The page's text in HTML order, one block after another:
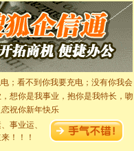
子才会想起你,而是这样的日子才
诉你,圣诞要快乐!新年要快乐!天天
的心,在这个特别的日子里,愿幸福,
好的祝愿与你同在.圣诞快乐!
；看不到你我要充电；没有你我会
想你是我事业，抱你是我特长，吻
祝你新年快乐
三个愿望，一是今生今世和你在一
在一起；三是三生三世和你不再分
快乐
事业运、
！！！